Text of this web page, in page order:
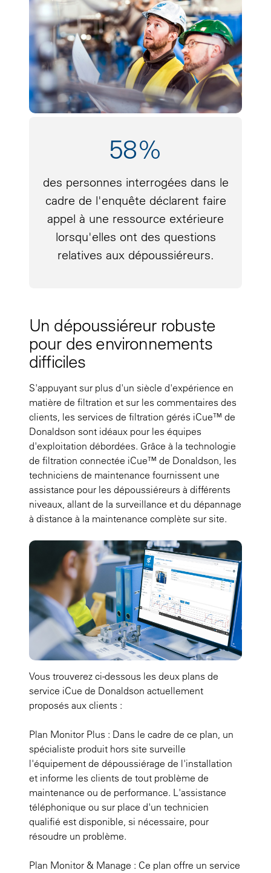
58%
des personnes interrogées dans le
cadre de l'enquête déclarent faire
appel à une ressource extérieure
lorsqu'elles ont des questions
relatives aux dépoussiéreurs.
Un dépoussiéreur robuste
pour des environnements
difficiles
S'appuyant sur plus d'un siècle d'expérience en
matière de filtration et sur les commentaires des
clients, les services de filtration gérés iCue™ de
Donaldson sont idéaux pour les équipes
d'exploitation débordées. Grâce à la technologie
de filtration connectée iCue™ de Donaldson, les
techniciens de maintenance fournissent une
assistance pour les dépoussiéreurs à différents
niveaux, allant de la surveillance et du dépannage
à distance à la maintenance complète sur site.
Vous trouverez ci-dessous les deux plans de
service iCue de Donaldson actuellement
proposés aux clients :
Plan Monitor Plus : Dans le cadre de ce plan, un
spécialiste produit hors site surveille
l'équipement de dépoussiérage de l'installation
et informe les clients de tout problème de
maintenance ou de performance. L'assistance
téléphonique ou sur place d'un technicien
qualifié est disponible, si nécessaire, pour
résoudre un problème.
Plan Monitor & Manage : Ce plan offre un service